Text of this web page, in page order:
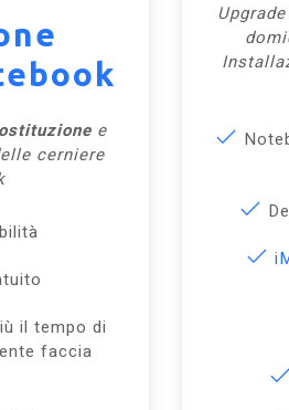
e
cerniere
il tempo di
faccia